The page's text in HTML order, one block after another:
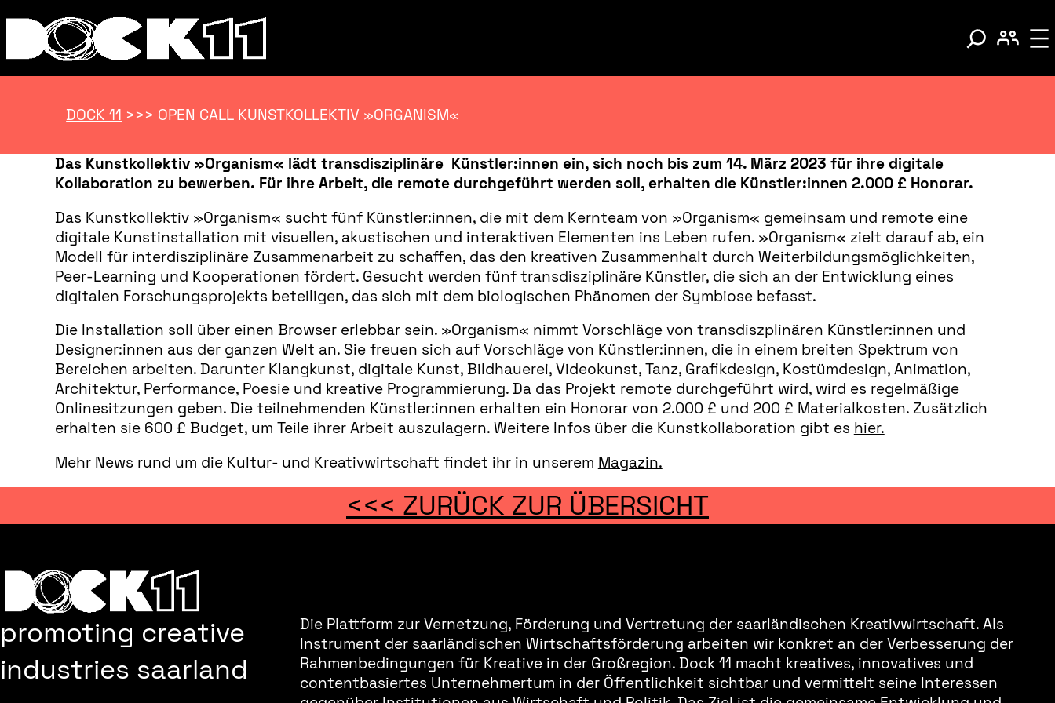
DOCK 11 >>> OPEN CALL KUNSTKOLLEKTIV »ORGANISM«
Das Kunstkollektiv »Organism« lädt transdisziplinäre Künstler:innen ein, sich noch bis zum 14. März 2023 für ihre digitale
Kollaboration zu bewerben. Für ihre Arbeit, die remote durchgeführt werden soll, erhalten die Künstler:innen 2.000 £ Honorar.
Das Kunstkollektiv »Organism« sucht fünf Künstler:innen, die mit dem Kernteam von »Organism« gemeinsam und remote eine
digitale Kunstinstallation mit visuellen, akustischen und interaktiven Elementen ins Leben rufen. »Organism« zielt darauf ab, ein
Modell für interdisziplinäre Zusammenarbeit zu schaffen, das den kreativen Zusammenhalt durch Weiterbildungsmöglichkeiten,
Peer-Learning und Kooperationen fördert. Gesucht werden fünf transdisziplinäre Künstler, die sich an der Entwicklung eines
digitalen Forschungsprojekts beteiligen, das sich mit dem biologischen Phänomen der Symbiose befasst.
Die Installation soll über einen Browser erlebbar sein. »Organism« nimmt Vorschläge von transdiszplinären Künstler:innen und
Designer:innen aus der ganzen Welt an. Sie freuen sich auf Vorschläge von Künstler:innen, die in einem breiten Spektrum von
Bereichen arbeiten. Darunter Klangkunst, digitale Kunst, Bildhauerei, Videokunst, Tanz, Grafikdesign, Kostümdesign, Animation,
Architektur, Performance, Poesie und kreative Programmierung. Da das Projekt remote durchgeführt wird, wird es regelmäßige
Onlinesitzungen geben. Die teilnehmenden Künstler:innen erhalten ein Honorar von 2.000 £ und 200 £ Materialkosten. Zusätzlich
erhalten sie 600 £ Budget, um Teile ihrer Arbeit auszulagern. Weitere Infos über die Kunstkollaboration gibt es hier.
Mehr News rund um die Kultur- und Kreativwirtschaft findet ihr in unserem Magazin.
<<< ZURÜCK ZUR ÜBERSICHT
promoting creative
industries saarland
Die Plattform zur Vernetzung, Förderung und Vertretung der saarländischen Kreativwirtschaft. Als
Instrument der saarländischen Wirtschaftsförderung arbeiten wir konkret an der Verbesserung der
Rahmenbedingungen für Kreative in der Großregion. Dock 11 macht kreatives, innovatives und
contentbasiertes Unternehmertum in der Öffentlichkeit sichtbar und vermittelt seine Interessen